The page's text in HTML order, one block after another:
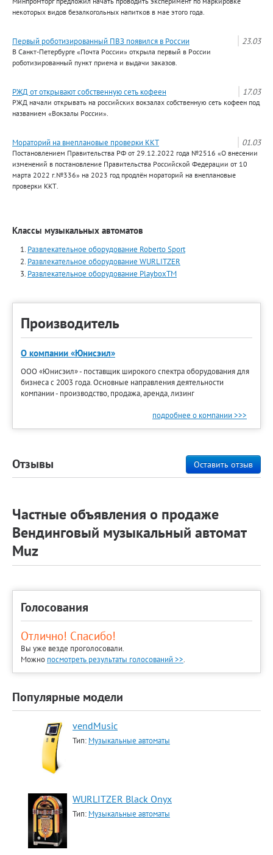
некоторых видов безалкогольных напитков в мае этого года.
23.03
Первый роботизированный ПВЗ появился в России
В Санкт-Петербурге «Почта России» открыла первый в России
роботизированный пункт приема и выдачи заказов.
17.03
РЖД от открывают собственную сеть кофеен
РЖД начали открывать на российских вокзалах собственную сеть кофеен под
названием «Вокзалы России».
01.03
Мораторий на внеплановые проверки ККТ
Постановлением Правительства РФ от 29.12.2022 года №2516 «О внесении
изменений в постановление Правительства Российской Федерации от 10
марта 2022 г.№336» на 2023 год продлён мораторий на внеплановые
проверки ККТ.
Классы музыкальных автоматов
Развлекательное оборудование Roberto Sport
Развлекательное оборудование WURLITZER
Развлекательное оборудование PlayboxTM
Производитель
О компании «Юнисэил»
ООО «Юнисэил» - поставщик широкого спектра оборудования для
бизнеса с 2003 года. Основные направления деятельности
компании - производство, продажа, аренда, лизинг
подробнее о компании >>>
Оставить отзыв
Отзывы
Частные объявления о продаже
Вендинговый музыкальный автомат
Muz
Голосования
Отлично! Спасибо!
Вы уже везде проголосовали.
Можно посмотреть результаты голосований >>.
Популярные модели
vendMusic
Тип: Музыкальные автоматы
WURLITZER Black Onyx
Тип: Музыкальные автоматы